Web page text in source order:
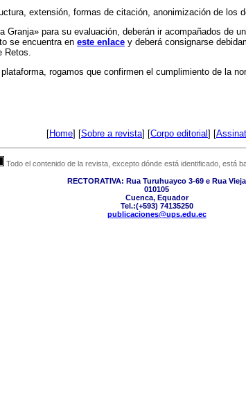
extensión, formas de citación, anonimización de los
Granja» para su evaluación, deberán ir acompañados de
se encuentra en este enlace y deberá consignarse
Retos.
rogamos que confirmen el cumplimiento de la
[Home] [Sobre a revista] [Corpo editorial] [
Todo el contenido de la revista, excepto dónde está identificado, está
RECTORATIVA: Rua Turuhuayco 3-69 e Rua Vieja
010105
Cuenca, Equador
Tel.:(+593) 74135250
publicaciones@ups.edu.ec